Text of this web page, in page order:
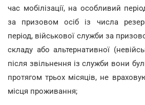
час мобілізації, на особливий
за призовом осіб із числа
період, військової служби за
складу або альтернативної
після звільнення із служби вони
протягом трьох місяців, не
місця проживання;